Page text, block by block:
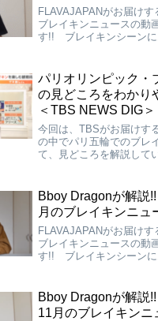
FLAVAJAPANがお届けす
ブレイキンニュースの動
す!! ブレイキンシーンに
ンス界の主要な出来事が
るのではないでしょうか!!
パリオリンピック・
の見どころをわかり
＜TBS NEWS DIG＞
今回は、TBSがお届けす
の中でパリ五輪でのブレ
て、見どころを解説して
続々と取り上げてくれて
人への認知も着実に広が
ないでしょうか!!
Bboy Dragonが解
月のブレイキンニュ
FLAVAJAPANがお届けす
ブレイキンニュースの動
す!! ブレイキンシーンに
ンス界の主要な出来事が
るのではないでしょうか!!
Bboy Dragonが解
11月のブレイキンニ